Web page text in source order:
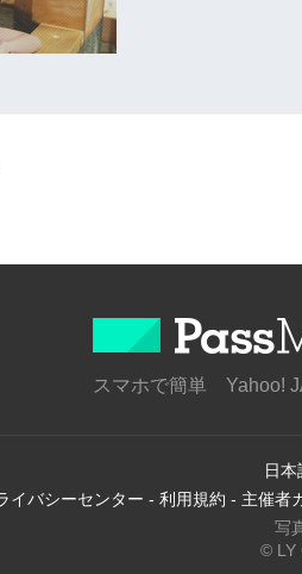
スマホで簡単 Yahoo!
日本
イバシーセンター - 利用規約 - 主催者
写
© LY